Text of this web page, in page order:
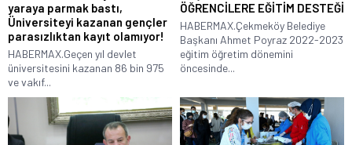
yaraya parmak bastı,
Üniversiteyi kazanan gençler
parasızlıktan kayıt olamıyor!
HABERMAX.Geçen yıl devlet
üniversitesini kazanan 86 bin 975
ve vakıf...
ÖĞRENCİLERE EĞİTİM DESTEĞİ
HABERMAX.Çekmeköy Belediye
Başkanı Ahmet Poyraz 2022-2023
eğitim öğretim dönemini
öncesinde...